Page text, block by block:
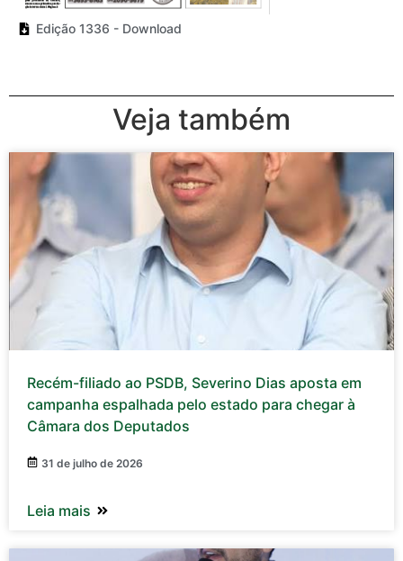
Edição 1336 - Download
Veja também
Recém-filiado ao PSDB, Severino Dias aposta em
campanha espalhada pelo estado para chegar à
Câmara dos Deputados
31 de julho de 2026
Leia mais